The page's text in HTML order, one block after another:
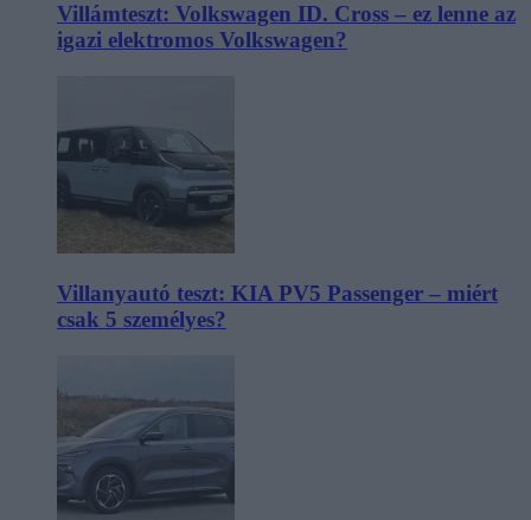
Villámteszt: Volkswagen ID. Cross – ez lenne az
igazi elektromos Volkswagen?
Villanyautó teszt: KIA PV5 Passenger – miért
csak 5 személyes?